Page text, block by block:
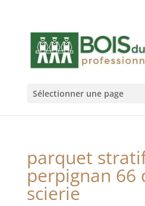
Sélectionner une page
parquet
perpignan 66
scierie